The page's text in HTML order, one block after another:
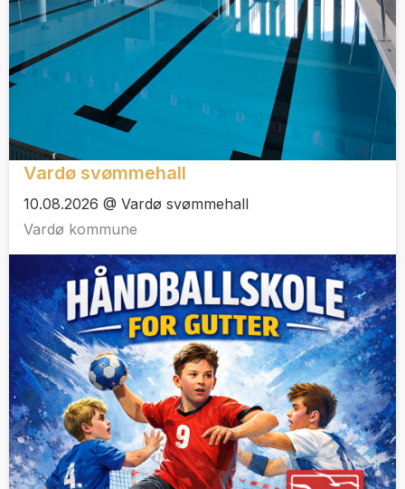
Vardø svømmehall
10.08.2026 @ Vardø svømmehall
Vardø kommune